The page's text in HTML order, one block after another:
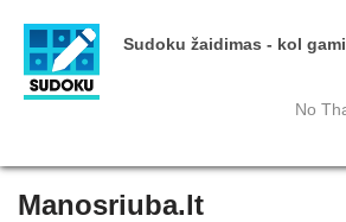
Sudoku žaidimas - kol
No
Manosriuba.lt